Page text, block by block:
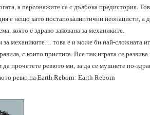
а персонажите са с дълбока предистория.
е нещо като постапокалиптични неонацисти, а
която е здраво закована за механиките.
за механиките… това е и може би най-сложната
с които пристига. Все пак играта се
прочетете ревюто ми, за да се мушнете по-
ревю на Earth Reborn: Earth Reborn